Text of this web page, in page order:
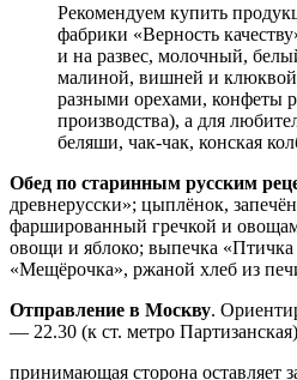
Рекомендуем купить
фабрики «Верность
и на развес, молочный,
малиной, вишней и
разными орехами, конфеты
производства), а для
беляши, чак-чак, конская
Обед по старинным русским
древнерусски»; цыплёнок,
фаршированный гречкой и
овощи и яблоко; выпечка
«Мещёрочка», ржаной хлеб из
Отправление в Москву.
— 22.30 (к ст. метро
принимающая сторона оставляет